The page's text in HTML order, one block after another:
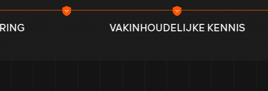
VAKINHOUDELIJKE KENNIS